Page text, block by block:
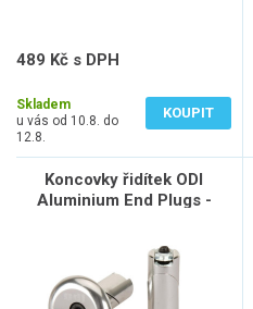
489 Kč s DPH
Skladem
u vás od 10.8. do
12.8.
KOUPIT
Koncovky řidítek ODI
Aluminium End Plugs -